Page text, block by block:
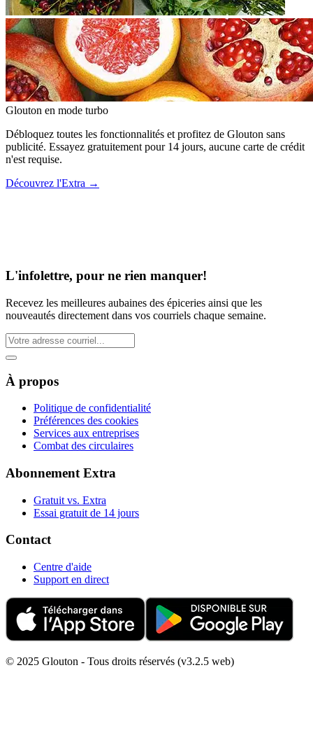
Glouton en mode turbo
Débloquez toutes les fonctionnalités et profitez de Glouton sans
publicité. Essayez gratuitement pour 14 jours, aucune carte de crédit
n'est requise.
Découvrez l'Extra →
L'infolettre, pour ne rien manquer!
Recevez les meilleures aubaines des épiceries ainsi que les
nouveautés directement dans vos courriels chaque semaine.
À propos
Politique de confidentialité
Préférences des cookies
Services aux entreprises
Combat des circulaires
Abonnement Extra
Gratuit vs. Extra
Essai gratuit de 14 jours
Contact
Centre d'aide
Support en direct
© 2025 Glouton - Tous droits réservés (v3.2.5 web)